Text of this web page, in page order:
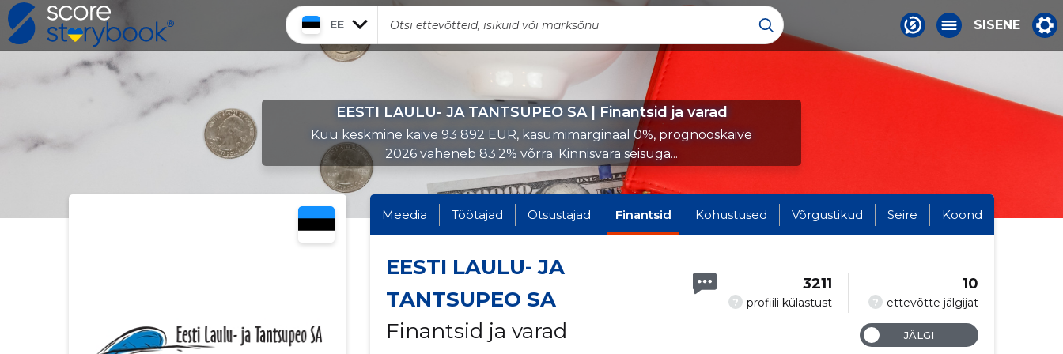
EE SISENE
EESTI LAULU- JA TANTSUPEO SA | Finantsid ja varad
Kuu keskmine käive 93 892 EUR, kasumimarginaal 0%, prognooskäive
2026 väheneb 83.2% võrra. Kinnisvara seisuga...
Meedia Töötajad Otsustajad Finantsid Kohustused Võrgustikud Seire Koond
EESTI LAULU- JA
TANTSUPEO SA
Finantsid ja varad
? profiili külastust
3211
? ettevõtte jälgijat
10
JÄLGI